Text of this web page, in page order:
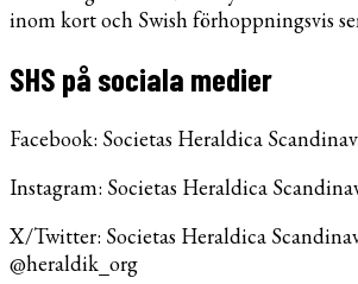
inom kort och Swish förhoppningsvis
SHS på sociala medier
Facebook: Societas Heraldica
Instagram: Societas Heraldica
X/Twitter: Societas Heraldica
@heraldik_org